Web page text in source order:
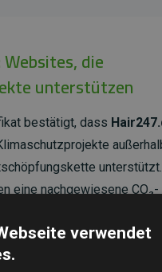
die
unterstützen
bestätigt, dass
eine nachgewiesene CO₂-
geschätzten Emissionen der
verwendet